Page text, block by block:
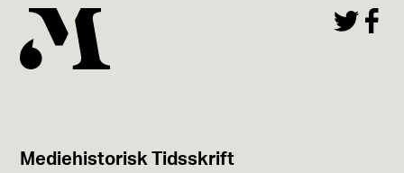
Mediehistorisk Tidsskrift